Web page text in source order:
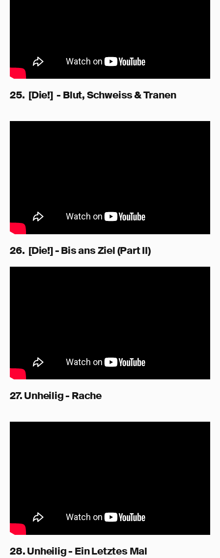
25. [Die!] - Blut, Schweiss & Tranen
26. [Die!] - Bis ans Ziel (Part II)
27. Unheilig - Rache
28. Unheilig - Ein Letztes Mal